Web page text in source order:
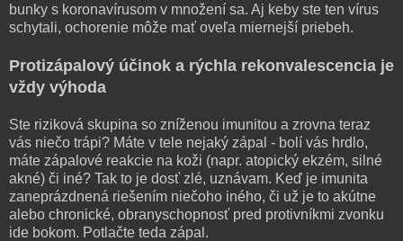
bunky s koronavírusom v množení sa. Aj keby ste ten vírus
schytali, ochorenie môže mať oveľa miernejší priebeh.
Protizápalový účinok a rýchla rekonvalescencia je
vždy výhoda
Ste riziková skupina so zníženou imunitou a zrovna teraz
vás niečo trápi? Máte v tele nejaký zápal - bolí vás hrdlo,
máte zápalové reakcie na koži (napr. atopický ekzém, silné
akné) či iné? Tak to je dosť zlé, uznávam. Keď je imunita
zaneprázdnená riešením niečoho iného, či už je to akútne
alebo chronické, obranyschopnosť pred protivníkmi zvonku
ide bokom. Potlačte teda zápal.